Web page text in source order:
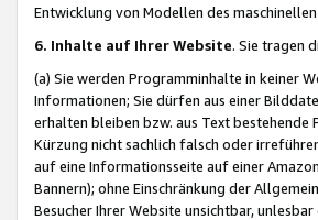
Entwicklung von Modellen des
6. Inhalte auf Ihrer Website. Sie tragen
(a) Sie werden Programminhalte in keiner
Informationen; Sie dürfen aus einer
erhalten bleiben bzw. aus Text bestehende
Kürzung nicht sachlich falsch oder
auf eine Informationsseite auf einer
Bannern); ohne Einschränkung der
Besucher Ihrer Website unsichtbar,